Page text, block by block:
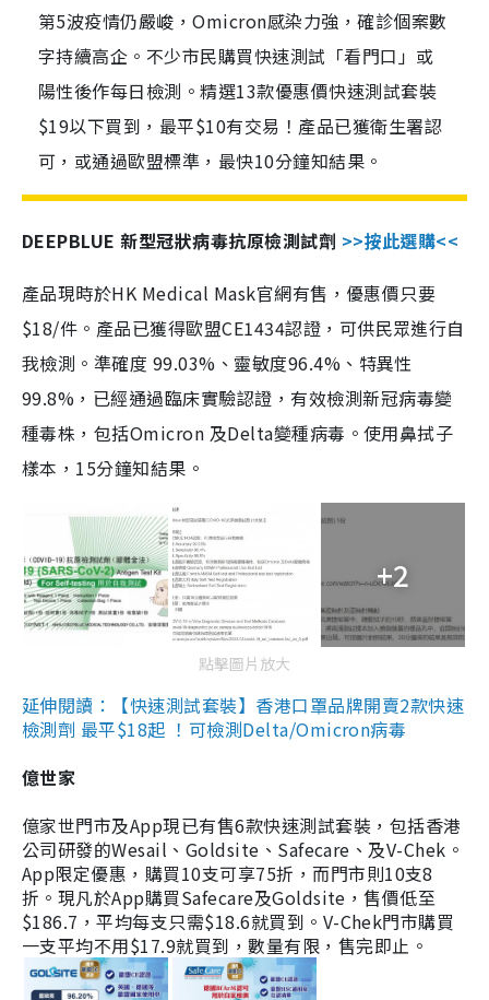
第5波疫情仍嚴峻，Omicron感染力強，確診個案數
字持續高企。不少市民購買快速測試「看門口」或
陽性後作每日檢測。精選13款優惠價快速測試套裝
$19以下買到，最平$10有交易！產品已獲衛生署認
可，或通過歐盟標準，最快10分鐘知結果。
DEEPBLUE 新型冠狀病毒抗原檢測試劑 >>按此選購<<
產品現時於HK Medical Mask官網有售，優惠價只要
$18/件。產品已獲得歐盟CE1434認證，可供民眾進行自
我檢測。準確度 99.03%、靈敏度96.4%、特異性
99.8%，已經通過臨床實驗認證，有效檢測新冠病毒變
種毒株，包括Omicron 及Delta變種病毒。使用鼻拭子
樣本，15分鐘知結果。
+2
點擊圖片放大
延伸閱讀：【快速測試套裝】香港口罩品牌開賣2款快速
檢測劑 最平$18起 ！可檢測Delta/Omicron病毒
億世家
億家世門市及App現已有售6款快速測試套裝，包括香港
公司研發的Wesail、Goldsite、Safecare、及V-Chek。
App限定優惠，購買10支可享75折，而門市則10支8
折。現凡於App購買Safecare及Goldsite，售價低至
$186.7，平均每支只需$18.6就買到。V-Chek門市購買
一支平均不用$17.9就買到，數量有限，售完即止。